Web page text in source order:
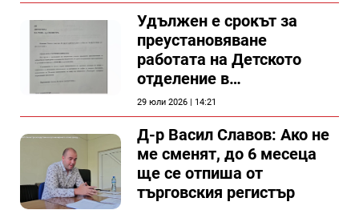
Удължен е срокът за
преустановяване
работата на Детското
отделение в
силистренската болница
29 юли 2026 | 14:21
Д-р Васил Славов: Ако не
ме сменят, до 6 месеца
ще се отпиша от
търговския регистър